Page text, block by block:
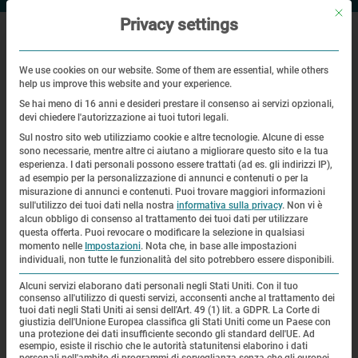
Jerzy Kowalewski
Mit
Privacy settings
We use cookies on our website. Some of them are essential, while others
help us improve this website and your experience.
Se hai meno di 16 anni e desideri prestare il consenso ai servizi opzionali,
devi chiedere l'autorizzazione ai tuoi tutori legali.
Sul nostro sito web utilizziamo cookie e altre tecnologie. Alcune di esse
sono necessarie, mentre altre ci aiutano a migliorare questo sito e la tua
esperienza.
I dati personali possono essere trattati (ad es. gli indirizzi IP),
ad esempio per la personalizzazione di annunci e contenuti o per la
misurazione di annunci e contenuti. Puoi trovare maggiori informazioni
sull'utilizzo dei tuoi dati nella nostra informativa sulla privacy. Non vi è
alcun obbligo di consenso al trattamento dei tuoi dati per utilizzare
questa offerta. Puoi revocare o modificare la selezione in qualsiasi
momento nelle Impostazioni. Nota che, in base alle impostazioni
individuali, non tutte le funzionalità del sito potrebbero essere disponibili.
Alcuni servizi elaborano dati personali negli Stati Uniti. Con il tuo
consenso all'utilizzo di questi servizi, acconsenti anche al trattamento dei
tuoi dati negli Stati Uniti ai sensi dell'Art. 49 (1) lit. a GDPR. La Corte di
giustizia dell'Unione Europea classifica gli Stati Uniti come un Paese con
una protezione dei dati insufficiente secondo gli standard dell'UE. Ad
esempio, esiste il rischio che le autorità statunitensi elaborino i dati